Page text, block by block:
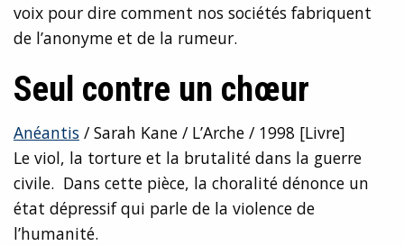
voix pour dire comment nos sociétés fabriquent
de l’anonyme et de la rumeur.
Seul contre un chœur
Anéantis / Sarah Kane / L’Arche / 1998 [Livre]
Le viol, la torture et la brutalité dans la guerre
civile. Dans cette pièce, la choralité dénonce un
état dépressif qui parle de la violence de
l’humanité.